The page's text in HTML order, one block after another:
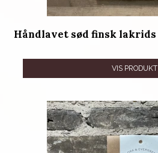
Håndlavet sød finsk lakrids
VIS PRODUKT